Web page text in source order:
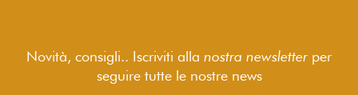
Novità, consigli.. Iscriviti alla nostra newsletter per
seguiretutte le nostre news